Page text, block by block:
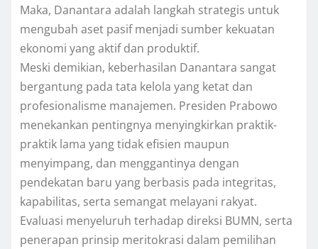
Maka, Danantara adalah langkah strategis untuk
mengubah aset pasif menjadi sumber kekuatan
ekonomi yang aktif dan produktif.
Meski demikian, keberhasilan Danantara sangat
bergantung pada tata kelola yang ketat dan
profesionalisme manajemen. Presiden Prabowo
menekankan pentingnya menyingkirkan praktik-
praktik lama yang tidak efisien maupun
menyimpang, dan menggantinya dengan
pendekatan baru yang berbasis pada integritas,
kapabilitas, serta semangat melayani rakyat.
Evaluasi menyeluruh terhadap direksi BUMN, serta
penerapan prinsip meritokrasi dalam pemilihan